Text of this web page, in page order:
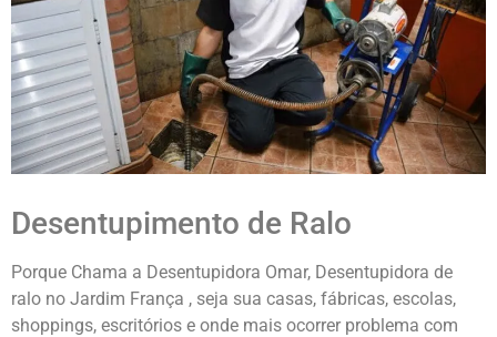
Desentupimento de Ralo
Porque Chama a Desentupidora Omar, Desentupidora de
ralo no Jardim França , seja sua casas, fábricas, escolas,
shoppings, escritórios e onde mais ocorrer problema com